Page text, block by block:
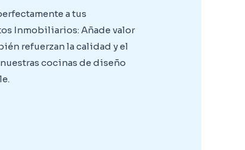
a tus
Inmobiliarios: Añade valor
refuerzan la calidad y el
cocinas de diseño